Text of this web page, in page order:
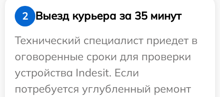
2
Выезд курьера за 35 минут
Технический специалист приедет в
оговоренные сроки для проверки
устройства Indesit. Если
потребуется углубленный ремонт